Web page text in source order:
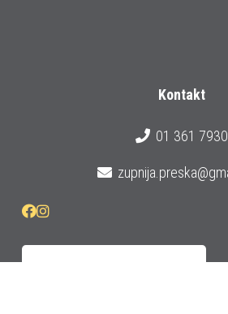
Kontakt
01 361 7930